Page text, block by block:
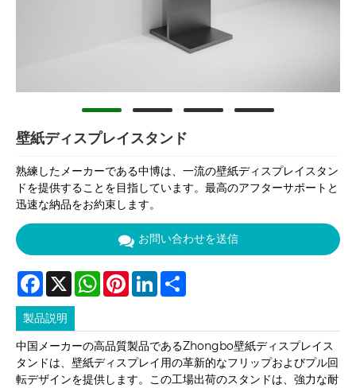
壁紙ディスプレイスタンド
熟練したメーカーである中博は、一流の壁紙ディスプレイスタン
ドを提供することを目指しています。最高のアフターサポートと
迅速な納品をお約束します。
お問い合わせを送信
Facebook
X WhatsAppPinterestLinkedIn
製品説明
中国メーカーの高品質製品であるZhongbo壁紙ディスプレイス
タンドは、壁紙ディスプレイ用の革新的なフリップおよびプル回
転デザインを提供します。この工場出荷のスタンドは、強力な耐